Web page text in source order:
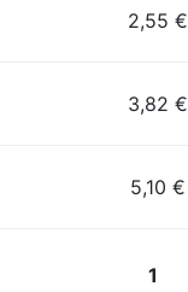
2,55 €
3,82 €
5,10 €
1